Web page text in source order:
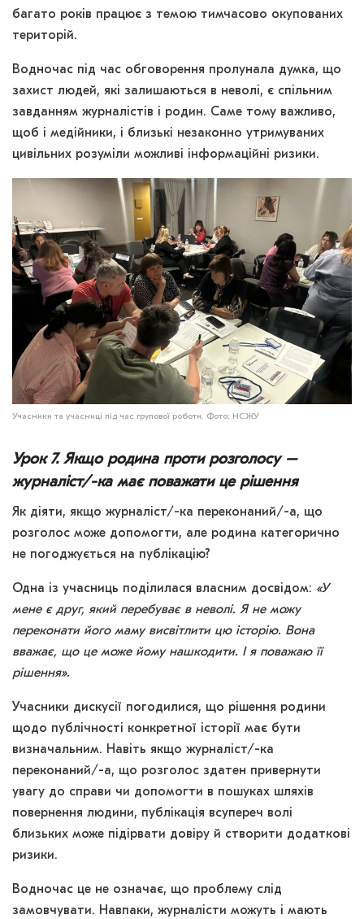
багато років працює з темою тимчасово окупованих
територій.
Водночас під час обговорення пролунала думка, що
захист людей, які залишаються в неволі, є спільним
завданням журналістів і родин. Саме тому важливо,
щоб і медійники, і близькі незаконно утримуваних
цивільних розуміли можливі інформаційні ризики.
Учасники та учасниці під час групової роботи. Фото: НСЖУ
Урок 7. Якщо родина проти розголосу –
журналіст/-ка має поважати це рішення
Як діяти, якщо журналіст/-ка переконаний/-а, що
розголос може допомогти, але родина категорично
не погоджується на публікацію?
Одна із учасниць поділилася власним досвідом: «У
мене є друг, який перебуває в неволі. Я не можу
переконати його маму висвітлити цю історію. Вона
вважає, що це може йому нашкодити. І я поважаю її
рішення».
Учасники дискусії погодилися, що рішення родини
щодо публічності конкретної історії має бути
визначальним. Навіть якщо журналіст/-ка
переконаний/-а, що розголос здатен привернути
увагу до справи чи допомогти в пошуках шляхів
повернення людини, публікація всупереч волі
близьких може підірвати довіру й створити додаткові
ризики.
Водночас це не означає, що проблему слід
замовчувати. Навпаки, журналісти можуть і мають